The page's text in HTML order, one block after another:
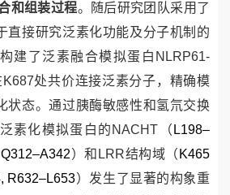
和组装过程。随后研究团队采用了
直接研究泛素化功能及分子机制的
建了泛素融合模拟蛋白 NLRP61-
K687处共价连接泛素分子，精确模
状态。通过胰酶敏感性和氢氘交换
素化模拟蛋白的 NACHT （ L198–
）和 LRR结构域（ K465
R632–L653）发生了显著的构象重